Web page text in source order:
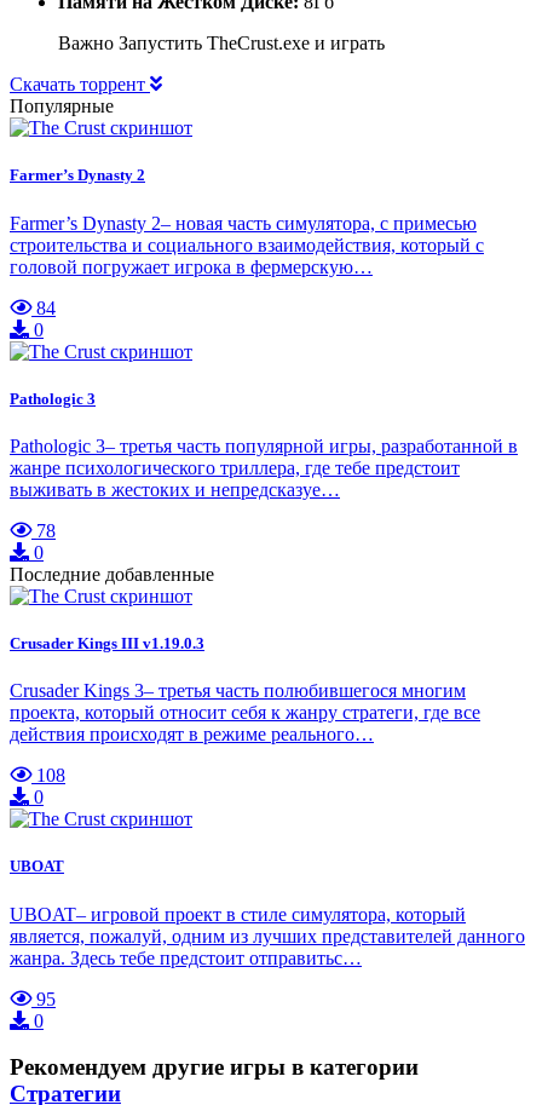
Важно Запустить TheCrust.exe и играть
Скачать торрент
Популярные
Farmer’s Dynasty 2
Farmer’s Dynasty 2– новая часть симулятора, с примесью
строительства и социального взаимодействия, который с
головой погружает игрока в фермерскую…
84
0
Pathologic 3
Pathologic 3– третья часть популярной игры, разработанной в
жанре психологического триллера, где тебе предстоит
выживать в жестоких и непредсказуе…
78
0
Последние добавленные
Crusader Kings III v1.19.0.3
Crusader Kings 3– третья часть полюбившегося многим
проекта, который относит себя к жанру стратеги, где все
действия происходят в режиме реального…
108
0
UBOAT
UBOAT– игровой проект в стиле симулятора, который
является, пожалуй, одним из лучших представителей данного
жанра. Здесь тебе предстоит отправитьс…
95
0
Рекомендуем другие игры в категории
Стратегии